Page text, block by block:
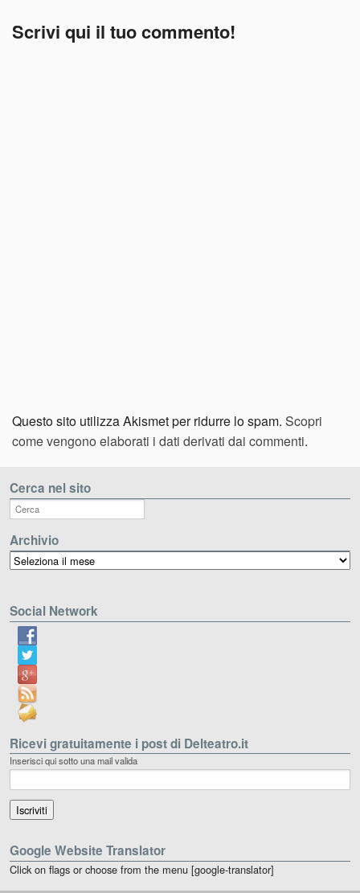
Scrivi qui il tuo commento!
Questo sito utilizza Akismet per ridurre lo spam. Scopri
come vengono elaborati i dati derivati dai commenti.
Cerca nel sito
Archivio
Archivio
Social Network
Ricevi gratuitamente i post di Delteatro.it
Inserisci qui sotto una mail valida
Google Website Translator
Click on flags or choose from the menu [google-translator]